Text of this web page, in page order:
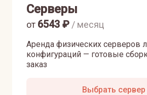
Серверы
Аренда физических серверов
конфигураций — готовые
заказ
от 6543 ₽ / месяц
Выбрать сервер